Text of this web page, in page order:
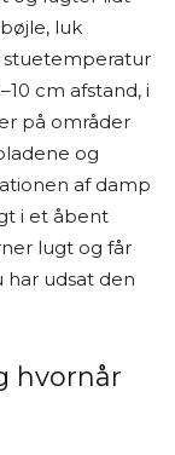
luk
stuetemperatur
cm afstand, i
på områder
og
af damp
i et åbent
lugt og får
har udsat den
hvornår